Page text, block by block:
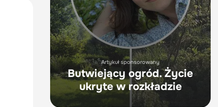
Artykuł sponsorowany
Butwiejący ogród. Życie
ukryte w rozkładzie